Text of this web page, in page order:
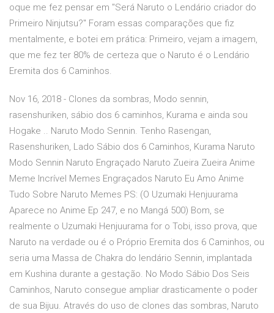
oque me fez pensar em "Será Naruto o Lendário criador do
Primeiro Ninjutsu?" Foram essas comparações que fiz
mentalmente, e botei em prática: Primeiro, vejam a imagem,
que me fez ter 80% de certeza que o Naruto é o Lendário
Eremita dos 6 Caminhos.
Nov 16, 2018 - Clones da sombras, Modo sennin,
rasenshuriken, sábio dos 6 caminhos, Kurama e ainda sou
Hogake .. Naruto Modo Sennin. Tenho Rasengan,
Rasenshuriken, Lado Sábio dos 6 Caminhos, Kurama Naruto
Modo Sennin Naruto Engraçado Naruto Zueira Zueira Anime
Meme Incrível Memes Engraçados Naruto Eu Amo Anime
Tudo Sobre Naruto Memes PS: (O Uzumaki Henjuurama
Aparece no Anime Ep 247, e no Mangá 500) Bom, se
realmente o Uzumaki Henjuurama for o Tobi, isso prova, que
Naruto na verdade ou é o Próprio Eremita dos 6 Caminhos, ou
seria uma Massa de Chakra do lendário Sennin, implantada
em Kushina durante a gestação. No Modo Sábio Dos Seis
Caminhos, Naruto consegue ampliar drasticamente o poder
de sua Bijuu. Através do uso de clones das sombras, Naruto